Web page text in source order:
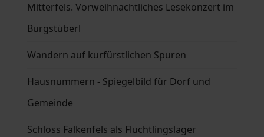
Mitterfels. Vorweihnachtliches Lesekonzert im
Burgstüberl
Wandern auf kurfürstlichen Spuren
Hausnummern - Spiegelbild für Dorf und
Gemeinde
Schloss Falkenfels als Flüchtlingslager